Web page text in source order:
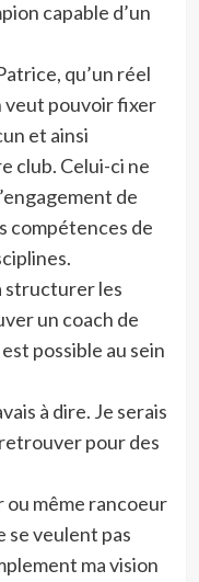
capable d’un
qu’un réel
veut pouvoir fixer
et ainsi
club. Celui-ci ne
de
compétences de
structurer les
un coach de
possible au sein
à dire. Je serais
pour des
même rancoeur
se veulent pas
ma vision